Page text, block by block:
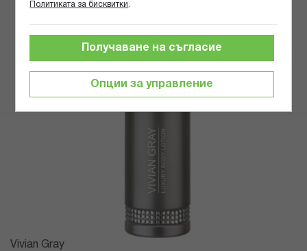
Преминете
Vivian Gray
Политиката за бисквитки
Опции за управление
Получаване на съгласие